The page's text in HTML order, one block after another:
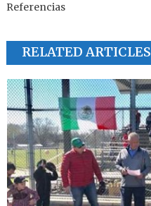
Referencias
RELATED ARTICLES